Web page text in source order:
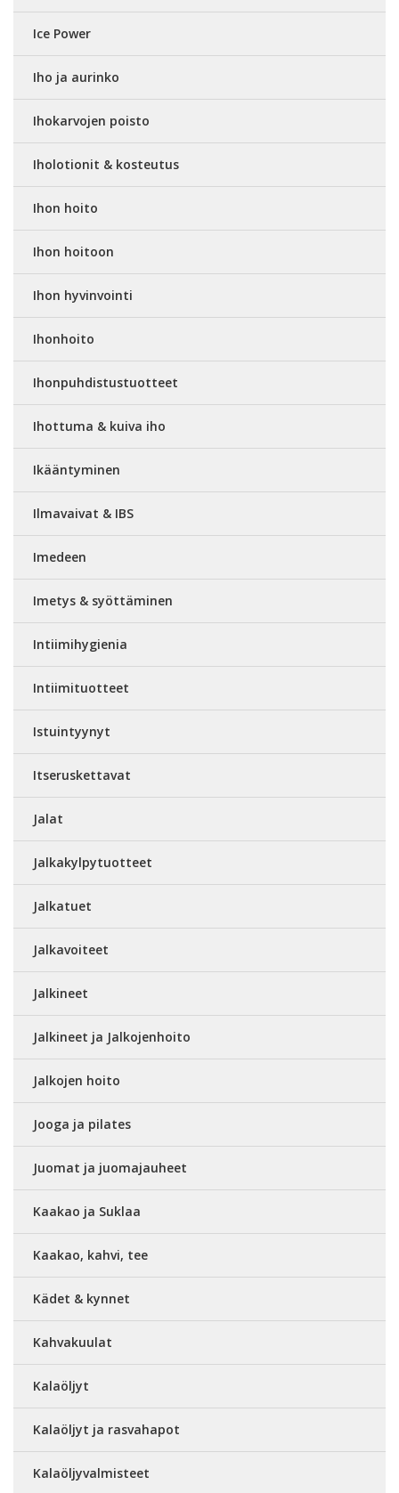
Ice Power
Iho ja aurinko
Ihokarvojen poisto
Iholotionit & kosteutus
Ihon hoito
Ihon hoitoon
Ihon hyvinvointi
Ihonhoito
Ihonpuhdistustuotteet
Ihottuma & kuiva iho
Ikääntyminen
Ilmavaivat & IBS
Imedeen
Imetys & syöttäminen
Intiimihygienia
Intiimituotteet
Istuintyynyt
Itseruskettavat
Jalat
Jalkakylpytuotteet
Jalkatuet
Jalkavoiteet
Jalkineet
Jalkineet ja Jalkojenhoito
Jalkojen hoito
Jooga ja pilates
Juomat ja juomajauheet
Kaakao ja Suklaa
Kaakao, kahvi, tee
Kädet & kynnet
Kahvakuulat
Kalaöljyt
Kalaöljyt ja rasvahapot
Kalaöljyvalmisteet